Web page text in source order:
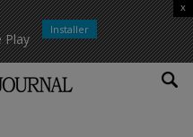
Play
x
Installer